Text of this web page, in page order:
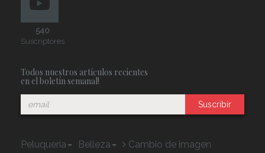
540
Suscriptores
Todos nuestros artículos recientes
en el boletín semanal!
Suscribir
Peluquería Belleza
Cambio de imagen